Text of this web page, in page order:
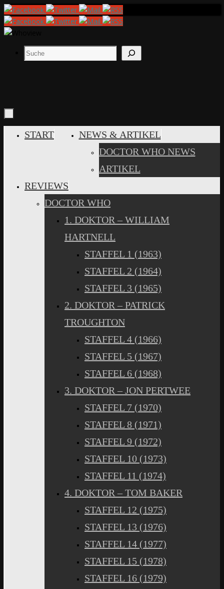
Zum
Inhalt
springen
Suchen
INHALT
START
NEWS & ARTIKEL
DOCTOR WHO NEWS
ARTIKEL
REVIEWS
DOCTOR WHO
1. DOKTOR – WILLIAM
HARTNELL
STAFFEL 1 (1963)
STAFFEL 2 (1964)
STAFFEL 3 (1965)
2. DOKTOR – PATRICK
TROUGHTON
STAFFEL 4 (1966)
STAFFEL 5 (1967)
STAFFEL 6 (1968)
3. DOKTOR – JON PERTWEE
STAFFEL 7 (1970)
STAFFEL 8 (1971)
STAFFEL 9 (1972)
STAFFEL 10 (1973)
STAFFEL 11 (1974)
4. DOKTOR – TOM BAKER
STAFFEL 12 (1975)
STAFFEL 13 (1976)
STAFFEL 14 (1977)
STAFFEL 15 (1978)
STAFFEL 16 (1979)